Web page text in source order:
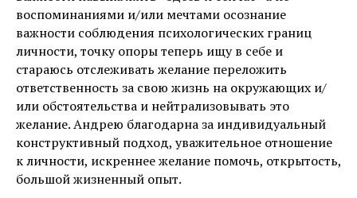
воспоминаниями и/или мечтами осознание
важности соблюдения психологических границ
личности, точку опоры теперь ищу в себе и
стараюсь отслеживать желание переложить
ответственность за свою жизнь на окружающих и/
или обстоятельства и нейтрализовывать это
желание. Андрею благодарна за индивидуальный
конструктивный подход, уважительное отношение
к личности, искреннее желание помочь, открытость,
большой жизненный опыт.